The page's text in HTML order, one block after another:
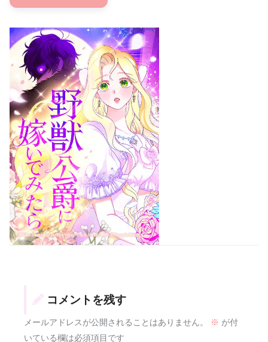
コメントを残す
メールアドレスが公開されることはありません。 ※ が付
いている欄は必須項目です